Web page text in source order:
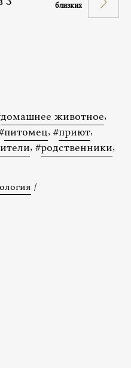
близких
домашнее животное,
питомец, #приют,
, #родственники,
/